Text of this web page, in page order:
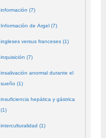
información (7)
Información de Argel (7)
ingleses versus franceses (1)
inquisición (7)
insalivación anormal durante el
sueño (1)
insuficiencia hepática y gástrica
(1)
interculturalidad (1)